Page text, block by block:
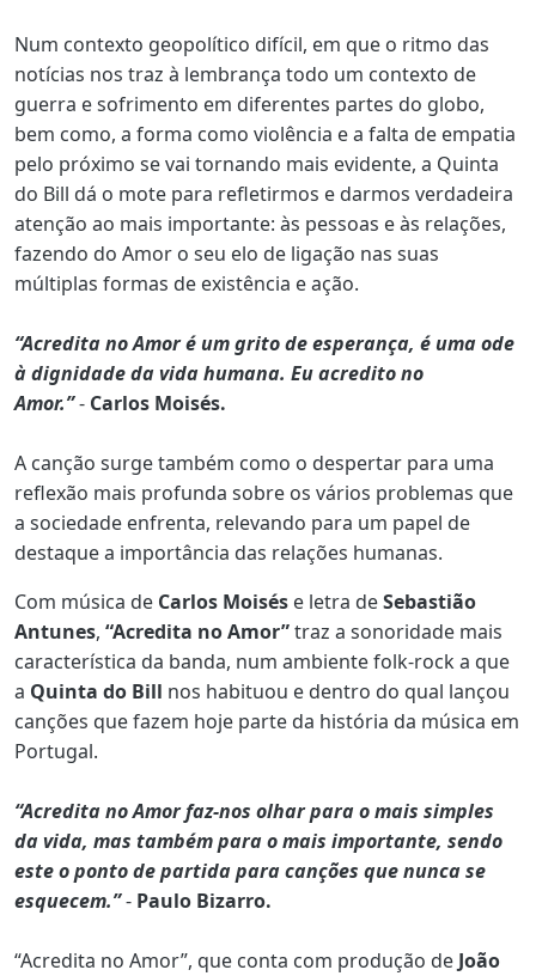
Num contexto geopolítico difícil, em que o ritmo das
notícias nos traz à lembrança todo um contexto de
guerra e sofrimento em diferentes partes do globo,
bem como, a forma como violência e a falta de empatia
pelo próximo se vai tornando mais evidente, a Quinta
do Bill dá o mote para refletirmos e darmos verdadeira
atenção ao mais importante: às pessoas e às relações,
fazendo do Amor o seu elo de ligação nas suas
múltiplas formas de existência e ação.
“Acredita no Amor é um grito de esperança, é uma ode
à dignidade da vida humana. Eu acredito no
Amor.”- Carlos Moisés.
A canção surge também como o despertar para uma
reflexão mais profunda sobre os vários problemas que
a sociedade enfrenta, relevando para um papel de
destaque a importância das relações humanas.
Com música de Carlos Moisés e letra deSebastião
Antunes, “Acredita no Amor”traz a sonoridade mais
característica da banda, num ambiente folk-rock a que
a Quinta do Bill nos habituou e dentro do qual lançou
canções que fazem hoje parte da história da música em
Portugal.
“Acredita no Amor faz-nos olhar para o mais simples
da vida, mas também para o mais importante, sendo
este o ponto de partida para canções que nunca se
esquecem.”- Paulo Bizarro.
“Acredita no Amor”, que conta com produção de João